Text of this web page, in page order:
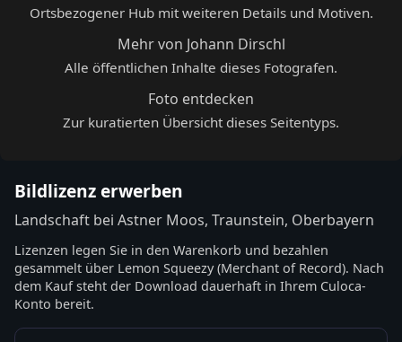
Ortsbezogener Hub mit weiteren Details und Motiven.
Mehr von Johann Dirschl
Alle öffentlichen Inhalte dieses Fotografen.
Foto entdecken
Zur kuratierten Übersicht dieses Seitentyps.
Bildlizenz erwerben
Landschaft bei Astner Moos, Traunstein, Oberbayern
Lizenzen legen Sie in den Warenkorb und bezahlen
gesammelt über Lemon Squeezy (Merchant of Record). Nach
dem Kauf steht der Download dauerhaft in Ihrem Culoca-
Konto bereit.